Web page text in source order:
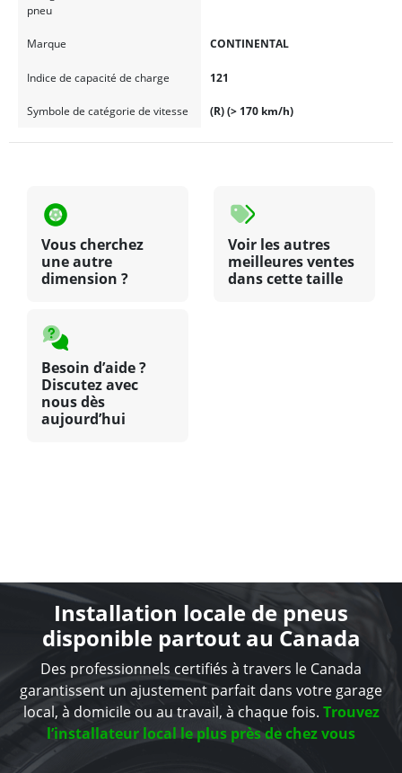
pneu
Marque CONTINENTAL
Indice de capacité de charge 121
Symbole de catégorie de vitesse (R) (> 170 km/h)
Vous cherchez
une autre
dimension ?
Voir les autres
meilleures ventes
dans cette taille
Besoin d’aide ?
Discutez avec
nous dès
aujourd’hui
Installation locale de pneus
disponible partout au Canada
Des professionnels certifiés à travers le Canada
garantissent un ajustement parfait dans votre garage
local, à domicile ou au travail, à chaque fois. Trouvez
l’installateur local le plus près de chez vous